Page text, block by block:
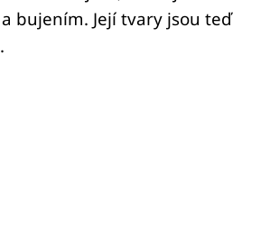
bujením. Její tvary jsou teď